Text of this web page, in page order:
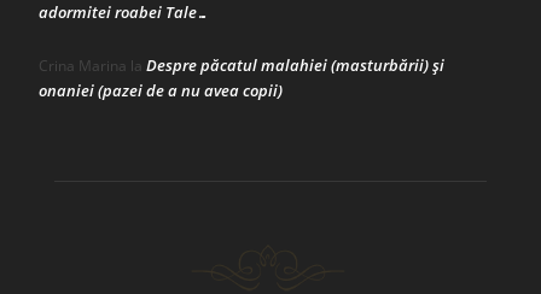
adormitei roabei Tale…
Crina Marina la Despre păcatul malahiei (masturbării) şi
onaniei (pazei de a nu avea copii)